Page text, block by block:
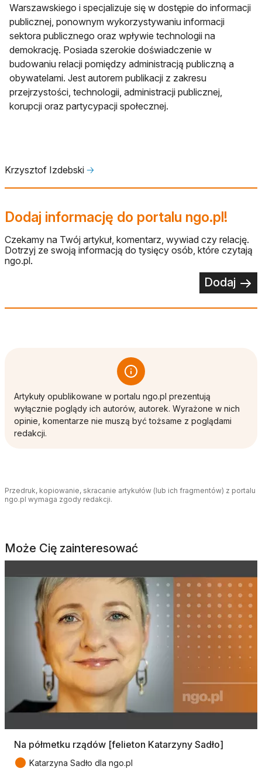
Warszawskiego i specjalizuje się w dostępie do informacji
publicznej, ponownym wykorzystywaniu informacji
sektora publicznego oraz wpływie technologii na
demokrację. Posiada szerokie doświadczenie w
budowaniu relacji pomiędzy administracją publiczną a
obywatelami. Jest autorem publikacji z zakresu
przejrzystości, technologii, administracji publicznej,
korupcji oraz partycypacji społecznej.
Krzysztof Izdebski 🡢
Dodaj informację do portalu ngo.pl!
Czekamy na Twój artykuł, komentarz, wywiad czy relację.
Dotrzyj ze swoją informacją do tysięcy osób, które czytają
ngo.pl.
Dodaj
Artykuły opublikowane w portalu ngo.pl prezentują
wyłącznie poglądy ich autorów, autorek. Wyrażone w nich
opinie, komentarze nie muszą być tożsame z poglądami
redakcji.
Przedruk, kopiowanie, skracanie artykułów (lub ich fragmentów) z portalu
ngo.pl wymaga zgody redakcji.
Może Cię zainteresować
Na półmetku rządów [felieton Katarzyny Sadło]
● Katarzyna Sadło dla ngo.pl